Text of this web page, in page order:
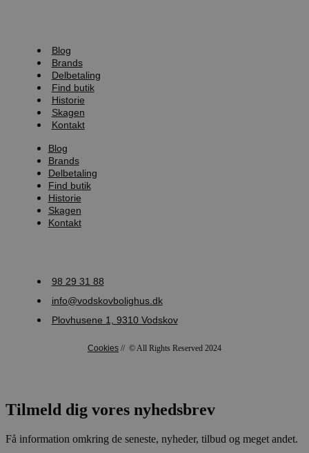
Blog
Brands
Delbetaling
Find butik
Historie
Skagen
Kontakt
Blog
Brands
Delbetaling
Find butik
Historie
Skagen
Kontakt
98 29 31 88
info@vodskovbolighus.dk
Plovhusene 1, 9310 Vodskov
Cookies // © All Rights Reserved 2024
Tilmeld dig vores nyhedsbrev
Få information omkring de seneste, nyheder, tilbud og meget andet.